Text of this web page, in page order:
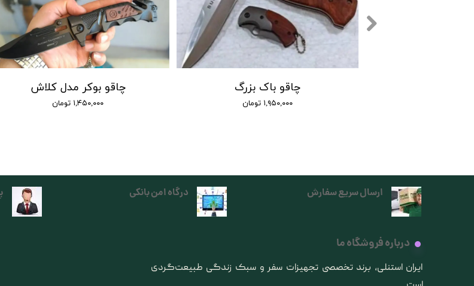
چاقو بوکر مدل کلاش
۱,۴۵۰,۰۰۰ تومان
چاقو باک بزرگ
۱,۹۵۰,۰۰۰ تومان
ارسال سریع سفارش
درباره فروشگاه ما
​ایران استنلی، برند تخصصی تجهیزات سفر و سبک زندگی طبیعت‌گردی
درگاه امن بانکی